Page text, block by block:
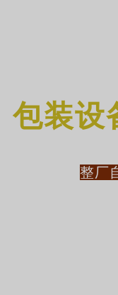
包装设
整厂